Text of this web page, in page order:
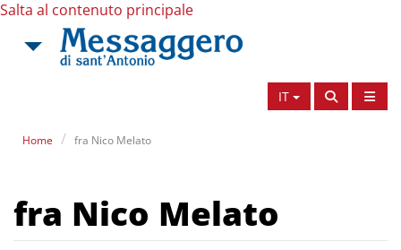
Salta al contenuto principale
IT
Home fra Nico Melato
fra Nico Melato